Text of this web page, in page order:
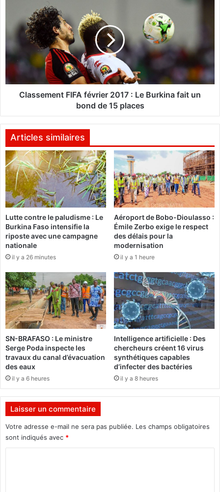
d
n
a
o
t
"
p
a
r
l
a
P
r
é
i
d
e
n
c
e
d
e
l
R
p
b
e
m
n
I
F
f
é
v
r
i
e
r
2
0
1
7
:
e
B
u
r
k
n
a
u
n
b
o
Classement FIFA février 2017 : Le Burkina fait un
bond de 15 places
Articles similaires
Lutte contre le paludisme : Le
Burkina Faso intensifie la
riposte avec une campagne
nationale
il y a 26 minutes
Aéroport de Bobo-Dioulasso :
Émile Zerbo exige le respect
des délais pour la
modernisation
il y a 1 heure
SN-BRAFASO : Le ministre
Serge Poda inspecte les
travaux du canal d’évacuation
des eaux
il y a 6 heures
Intelligence artificielle : Des
chercheurs créent 16 virus
synthétiques capables
d’infecter des bactéries
il y a 8 heures
Laisser un commentaire
Votre adresse e-mail ne sera pas publiée. Les champs obligatoires
sont indiqués avec *